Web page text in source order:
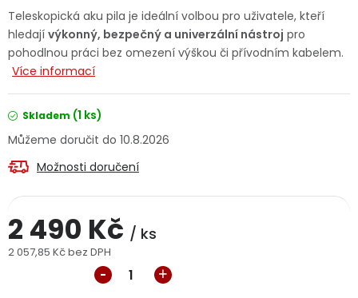
Značky
Jaký je aktuální stav mé objednávky?
Velkoobchodní spolupráce (B2B)
Doprava a platba
PODPORA
Teleskopická aku pila je ideální volbou pro uživatele, kteří
hledají výkonný, bezpečný a univerzální nástroj pro
pohodlnou práci bez omezení výškou či přívodním kabelem.
Více informací
Skladem (1 ks)
10.8.2026
Možnosti doručení
2 490 Kč / ks
2 057,85 Kč bez DPH